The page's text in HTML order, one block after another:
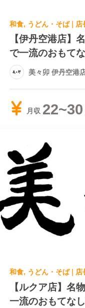
和食, うどん・そば |
【伊丹空港店】
で一流のおもて
美々卯 伊丹空港
月収 22~30
和食, うどん・そば |
【ルクア店】名
一流のおもてな